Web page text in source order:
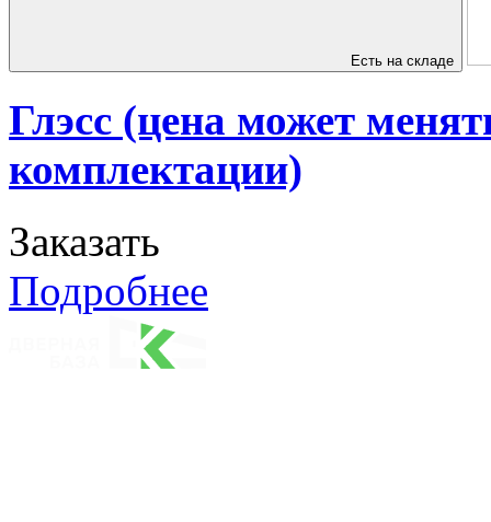
Есть на складе
Глэсс (цена может
комплектации)
Заказать
Подробнее